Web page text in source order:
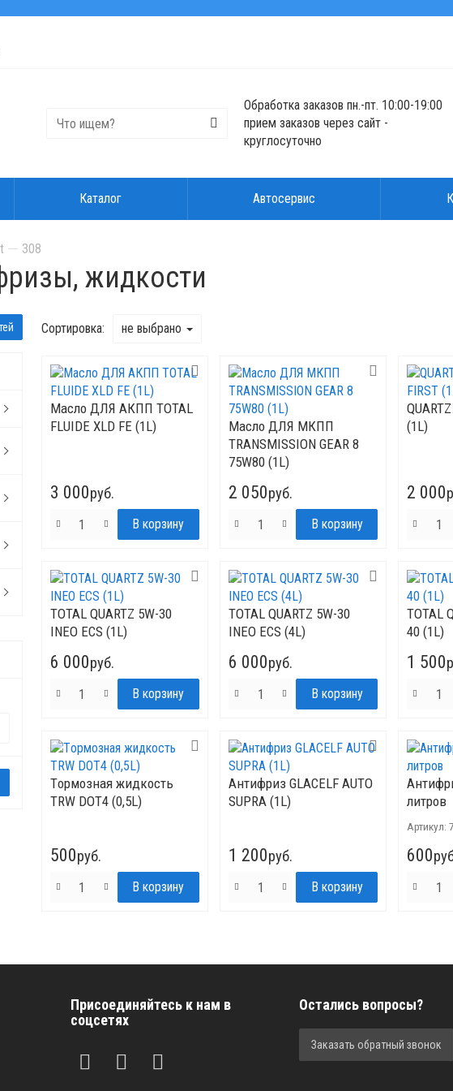
Обработка заказов пн.-пт. 10:00-19:00
прием заказов через сайт -
круглосуточно
Каталог Автосервис
308
жидкости
Сортировка: не выбрано
Mасло ДЛЯ АКПП TOTAL
FLUIDE XLD FE (1L)
3 000руб.
Mасло ДЛЯ МКПП
TRANSMISSION GEAR 8
75W80 (1L)
2 050руб.
(1L)
2 000
TOTAL QUARTZ 5W-30
INEO ECS (1L)
6 000руб.
TOTAL QUARTZ 5W-30
INEO ECS (4L)
6 000руб.
TOTAL
40 (1L)
1 500
Tормозная жидкость
TRW DOT4 (0,5L)
500руб.
Антифриз GLACELF AUTO
SUPRA (1L)
1 200руб.
литров
Артикул:
600
Присоединяйтесь к нам в
соцсетях
Остались вопросы?
Заказать обратный звонок